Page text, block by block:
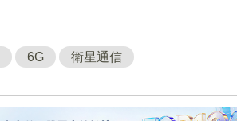
6G 衛星通信